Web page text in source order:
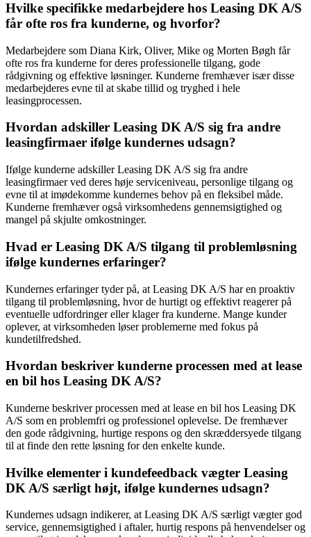
Hvilke specifikke medarbejdere hos Leasing DK A/S
får ofte ros fra kunderne, og hvorfor?
Medarbejdere som Diana Kirk, Oliver, Mike og Morten Bøgh får
ofte ros fra kunderne for deres professionelle tilgang, gode
rådgivning og effektive løsninger. Kunderne fremhæver især disse
medarbejderes evne til at skabe tillid og tryghed i hele
leasingprocessen.
Hvordan adskiller Leasing DK A/S sig fra andre
leasingfirmaer ifølge kundernes udsagn?
Ifølge kunderne adskiller Leasing DK A/S sig fra andre
leasingfirmaer ved deres høje serviceniveau, personlige tilgang og
evne til at imødekomme kundernes behov på en fleksibel måde.
Kunderne fremhæver også virksomhedens gennemsigtighed og
mangel på skjulte omkostninger.
Hvad er Leasing DK A/S tilgang til problemløsning
ifølge kundernes erfaringer?
Kundernes erfaringer tyder på, at Leasing DK A/S har en proaktiv
tilgang til problemløsning, hvor de hurtigt og effektivt reagerer på
eventuelle udfordringer eller klager fra kunderne. Mange kunder
oplever, at virksomheden løser problemerne med fokus på
kundetilfredshed.
Hvordan beskriver kunderne processen med at lease
en bil hos Leasing DK A/S?
Kunderne beskriver processen med at lease en bil hos Leasing DK
A/S som en problemfri og professionel oplevelse. De fremhæver
den gode rådgivning, hurtige respons og den skræddersyede tilgang
til at finde den rette løsning for den enkelte kunde.
Hvilke elementer i kundefeedback vægter Leasing
DK A/S særligt højt, ifølge kundernes udsagn?
Kundernes udsagn indikerer, at Leasing DK A/S særligt vægter god
service, gennemsigtighed i aftaler, hurtig respons på henvendelser og